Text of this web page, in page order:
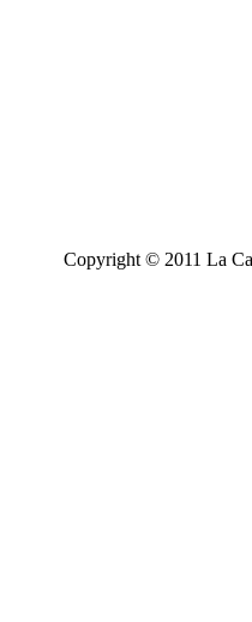
Copyright © 2011 La